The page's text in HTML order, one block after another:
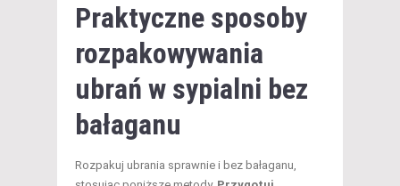
Praktyczne sposoby
rozpakowywania
ubrań w sypialni bez
bałaganu
Rozpakuj ubrania sprawnie i bez bałaganu,